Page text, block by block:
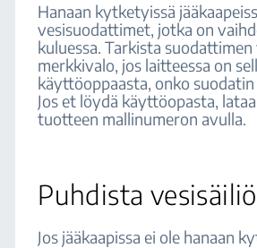
Hanaan kytketyissä
vesisuodattimet, jotka on
kuluessa. Tarkista
merkkivalo, jos laitteessa on
käyttöoppaasta, onko
Jos et löydä käyttöopasta,
tuotteen mallinumeron avulla.
Puhdista vesisäiliö
Jos jääkaapissa ei ole hanaan